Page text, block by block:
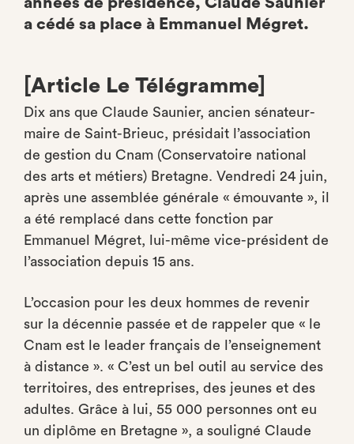
a cédé sa place à Emmanuel Mégret.
[Article Le Télégramme]
Dix ans que Claude Saunier, ancien sénateur-
maire de Saint-Brieuc, présidait l’association
de gestion du Cnam (Conservatoire national
des arts et métiers) Bretagne. Vendredi 24 juin,
après une assemblée générale « émouvante », il
a été remplacé dans cette fonction par
Emmanuel Mégret, lui-même vice-président de
l’association depuis 15 ans.
L’occasion pour les deux hommes de revenir
sur la décennie passée et de rappeler que « le
Cnam est le leader français de l’enseignement
à distance ». « C’est un bel outil au service des
territoires, des entreprises, des jeunes et des
adultes. Grâce à lui, 55 000 personnes ont eu
un diplôme en Bretagne », a souligné Claude